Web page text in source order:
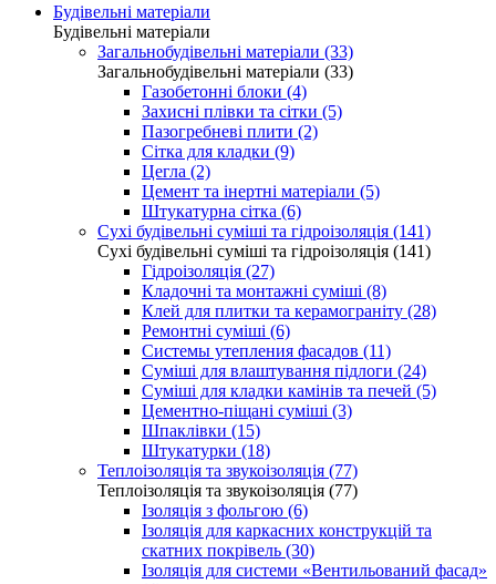
Будівельні матеріали
Будівельні матеріали
Загальнобудівельні матеріали (33)
Загальнобудівельні матеріали (33)
Газобетонні блоки (4)
Захисні плівки та сітки (5)
Пазогребневі плити (2)
Сітка для кладки (9)
Цегла (2)
Цемент та інертні матеріали (5)
Штукатурна сітка (6)
Сухі будівельні суміші та гідроізоляція (141)
Сухі будівельні суміші та гідроізоляція (141)
Гідроізоляція (27)
Кладочні та монтажні суміші (8)
Клей для плитки та керамограніту (28)
Ремонтні суміші (6)
Системы утепления фасадов (11)
Суміші для влаштування підлоги (24)
Суміші для кладки камінів та печей (5)
Цементно-піщані суміші (3)
Шпаклівки (15)
Штукатурки (18)
Теплоізоляція та звукоізоляція (77)
Теплоізоляція та звукоізоляція (77)
Ізоляція з фольгою (6)
Ізоляція для каркасних конструкцій та
скатних покрівель (30)
Ізоляція для системи «Вентильований фасад»